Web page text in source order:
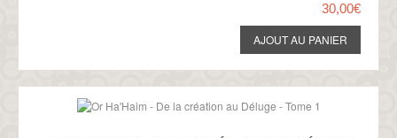
30,00€